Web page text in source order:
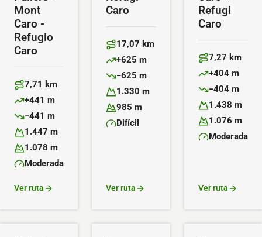
Mont
Caro -
Refugio
Caro
Distancia:
7,71 km
Desnivel positivo:
+441 m
Desnivel negativo:
−441 m
Altitud máxima:
1.447 m
Altitud mínima:
1.078 m
Dificultad:
Moderada
Ver ruta
Caro
Distancia:
17,07 km
Desnivel positivo:
+625 m
Desnivel negativo:
−625 m
Altitud máxima:
1.330 m
Altitud mínima:
985 m
Dificultad:
Difícil
Ver ruta
Refugi
Caro
Distancia:
7,27 km
Desnivel
+404 m
Desnivel
−404 m
Altitud máxima:
1.438 m
Altitud mínima:
1.076 m
Dificultad:
Moderada
Ver ruta